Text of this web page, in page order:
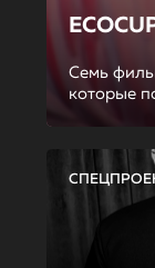
Семь
которые